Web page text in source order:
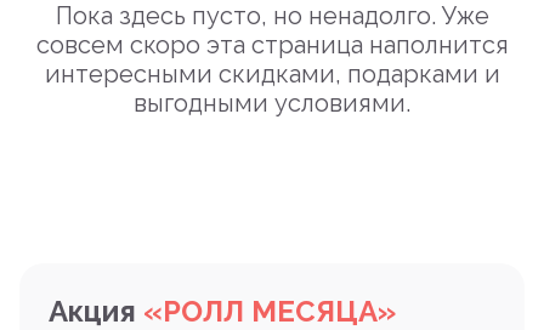
Пока здесь пусто, но ненадолго. Уже
совсем скоро эта страница наполнится
интересными скидками, подарками и
выгодными условиями.
Акция «РОЛЛ МЕСЯЦА»